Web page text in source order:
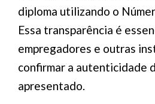
diploma utilizando o
Essa transparência é
empregadores e outras
confirmar a autenticidade
apresentado.